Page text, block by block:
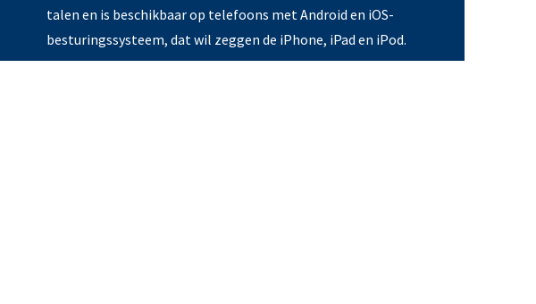
talen en is beschikbaar op telefoons met Android en iOS-
besturingssysteem, dat wil zeggen de iPhone, iPad en iPod.